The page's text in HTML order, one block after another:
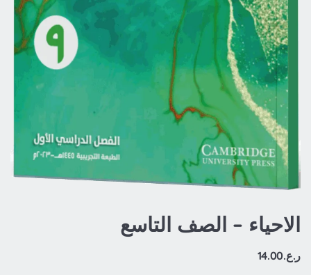
الاحياء – الصف التاسع
ر.ع.14.00